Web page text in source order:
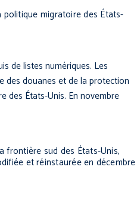
migratoire des États-
de listes numériques. Les
des douanes et de la protection
des États-Unis. En novembre
frontière sud des États-Unis,
et réinstaurée en décembre